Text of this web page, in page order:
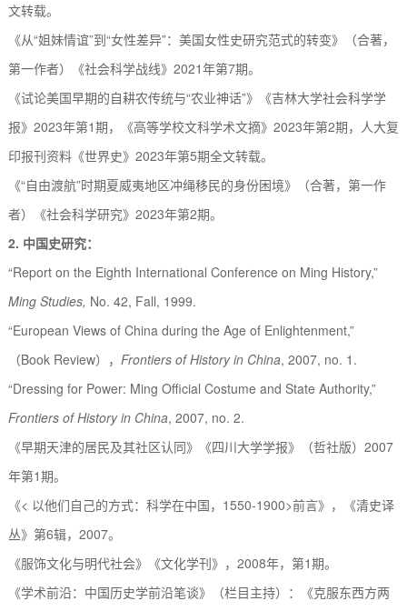
文转载。
《从“姐妹情谊”到“女性差异”：美国女性史研究范式的转变》（合著，
第一作者）《社会科学战线》 2021年第7期。
《试论美国早期的自耕农传统与“农业神话”》《吉林大学社会科学学
报》 2023年第1期，《高等学校文科学术文摘》 2023年第2期，人大复
印报刊资料《世界史》 2023年第5期全文转载。
《“自由渡航”时期夏威夷地区冲绳移民的身份困境》（合著，第一作
者）《社会科学研究》 2023年第2期。
2. 中国史研究：
“Report on the Eighth International Conference on Ming History,”
Ming Studies, No. 42, Fall, 1999.
“European Views of China during the Age of Enlightenment,”
（Book Review）， Frontiers of History in China, 2007, no. 1.
“Dressing for Power: Ming Official Costume and State Authority,”
Frontiers of History in China, 2007, no. 2.
《早期天津的居民及其社区认同》《四川大学学报》（哲社版） 2007
年第1期。
《< 以他们自己的方式：科学在中国， 1550-1900>前言》，《清史译
丛》第6辑， 2007。
《服饰文化与明代社会》《文化学刊》， 2008年，第1期。
《学术前沿：中国历史学前沿笔谈》（栏目主持）：《克服东西方两